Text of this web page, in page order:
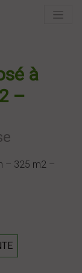
à
–
– 325 m2 –